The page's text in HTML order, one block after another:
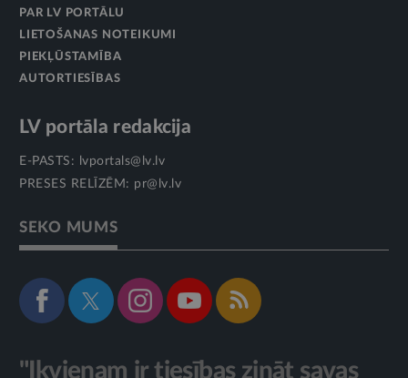
PAR LV PORTĀLU
LIETOŠANAS NOTEIKUMI
PIEKĻŪSTAMĪBA
AUTORTIESĪBAS
LV portāla redakcija
E-PASTS:
lvportals@lv.lv
PRESES RELĪZĒM: pr@lv.lv
SEKO MUMS
"Ikvienam ir tiesības zināt savas